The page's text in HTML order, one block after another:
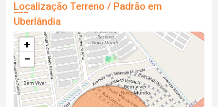
Localização Terreno / Padrão em
Uberlândia
+
−